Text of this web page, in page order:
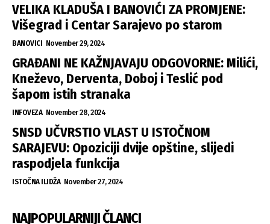
VELIKA KLADUŠA I BANOVIĆI ZA PROMJENE:
Višegrad i Centar Sarajevo po starom
BANOVICI November 29, 2024
GRAĐANI NE KAŽNJAVAJU ODGOVORNE: Milići,
Kneževo, Derventa, Doboj i Teslić pod
šapom istih stranaka
INFOVEZA November 28, 2024
SNSD UČVRSTIO VLAST U ISTOČNOM
SARAJEVU: Opoziciji dvije opštine, slijedi
raspodjela funkcija
ISTOČNA ILIDŽA November 27, 2024
NAJPOPULARNIJI ČLANCI